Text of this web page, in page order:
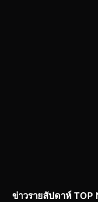
ข่าวรายสัปดาห์ TOP